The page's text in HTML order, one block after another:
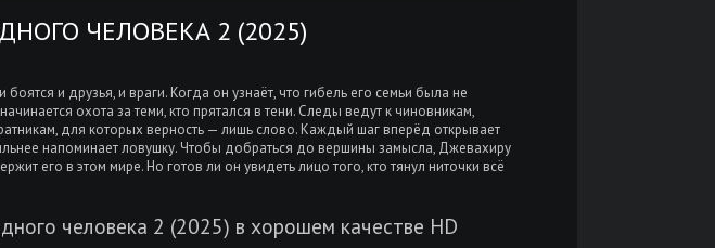
ЧЕЛОВЕКА 2 (2025)
и друзья, и враги. Когда он узнаёт, что гибель его семьи была не
охота за теми, кто прятался в тени. Следы ведут к чиновникам,
для которых верность — лишь слово. Каждый шаг вперёд открывает
напоминает ловушку. Чтобы добраться до вершины замысла, Джевахиру
его в этом мире. Но готов ли он увидеть лицо того, кто тянул ниточки всё
человека 2 (2025) в хорошем качестве HD